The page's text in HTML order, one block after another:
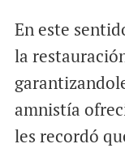
En este
la
amnistía
les recordó